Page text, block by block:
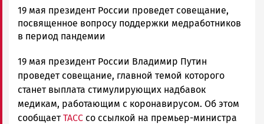
Юрий
Каулио
Новости
и
Карелии
|
Петрозаводск
ГОВОРИТ
19 мая президент России проведет совещание,
посвященное вопросу поддержки медработников
в период пандемии
19 мая президент России Владимир Путин
проведет совещание, главной темой которого
станет выплата стимулирующих надбавок
медикам, работающим с коронавирусом. Об этом
сообщаетТАСС со ссылкой на премьер-министра